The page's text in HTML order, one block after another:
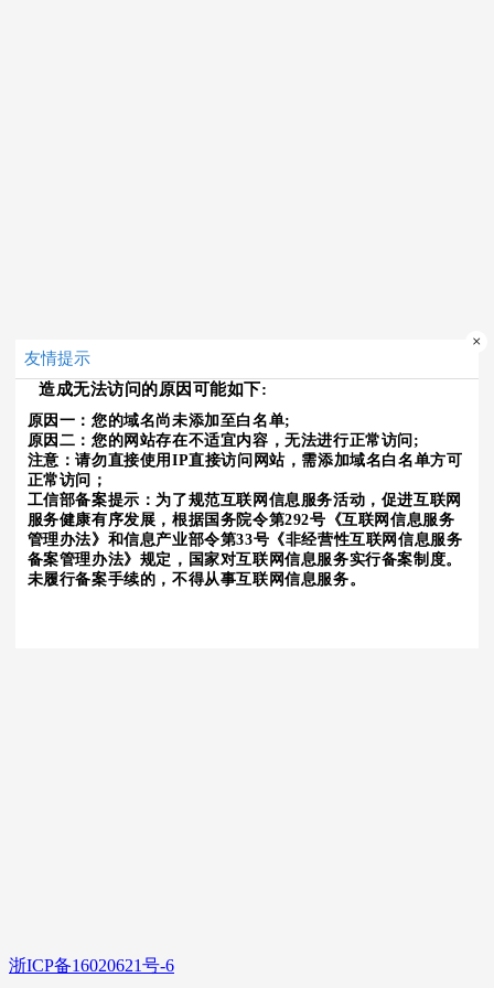
友情提示
×
造成无法访问的原因可能如下:
原因一：您的域名尚未添加至白名单;
原因二：您的网站存在不适宜内容，无法进行正常访问;
注意：请勿直接使用IP直接访问网站，需添加域名白名单方可
正常访问；
工信部备案提示：为了规范互联网信息服务活动，促进互联网
服务健康有序发展，根据国务院令第292号《互联网信息服务
管理办法》和信息产业部令第33号《非经营性互联网信息服务
备案管理办法》规定，国家对互联网信息服务实行备案制度。
未履行备案手续的，不得从事互联网信息服务。
浙ICP备16020621号-6